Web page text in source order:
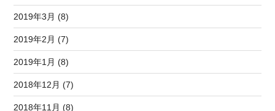
2019年3月 (8)
2019年2月 (7)
2019年1月 (8)
2018年12月 (7)
2018年11月 (8)